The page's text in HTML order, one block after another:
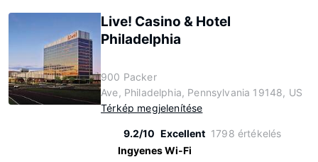
Live! Casino & Hotel
Philadelphia
900 Packer
Ave, Philadelphia, Pennsylvania 19148, US
Térkép megjelenítése
9.2/10 Excellent 1798 értékelés
Ingyenes Wi-Fi